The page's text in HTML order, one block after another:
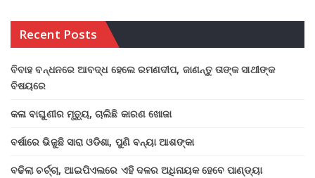
Recent Posts
ବିବାହ ବନ୍ଧନରେ ଆବଦ୍ଧ ହେଲେ ରମଣଦୀପ, ଜାଣନ୍ତୁ ତାଙ୍କ ସାଥୀଙ୍କ
ବିଷୟରେ
କଳା ବାଘୁଣୀର ମୃତ୍ୟୁ, ଚାଲିଛି କାରଣ ଖୋଜା
ବର୍ଷାରେ ଭିଜୁଛି ସାରା ଓଡିଶା, ପୁଣି ବନ୍ୟା ଆଶଙ୍କା
ବଢିଲା ଚର୍ଚ୍ଚା, ଆଇପିଏଲରେ ଏହି ଦଳର ଅଧିନାୟକ ହେବେ ପାଣ୍ଡ୍ୟା